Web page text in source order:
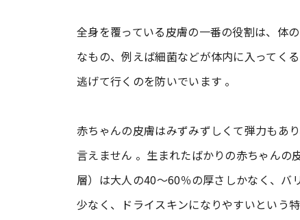
全身を覆っている皮膚の一番の役割は、体
なもの、例えば細菌などが体内に入ってく
逃げて行くのを防いでいます 。
赤ちゃんの皮膚はみずみずしくて弾力もあ
言えません 。生まれたばかりの赤ちゃんの
層）は大人の40～60％の厚さしかなく、バ
少なく、ドライスキンになりやすいという